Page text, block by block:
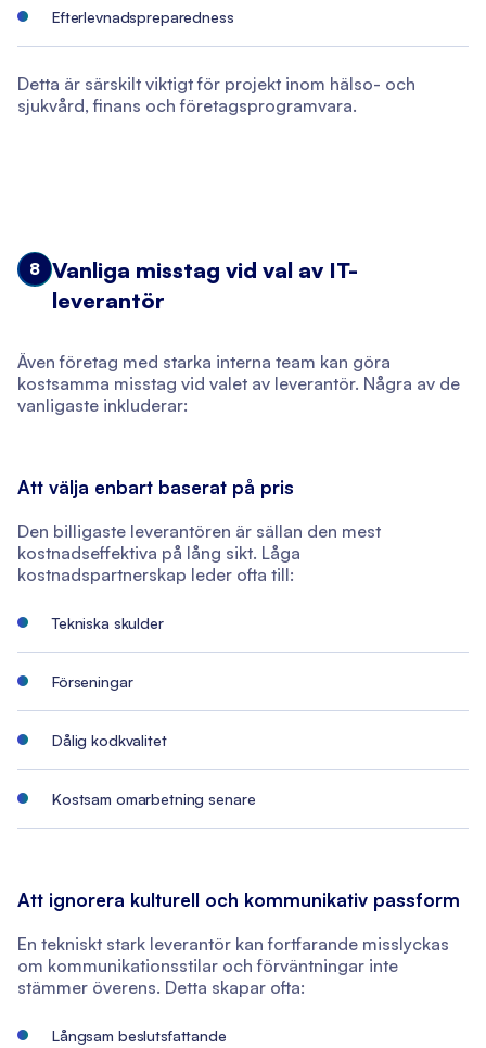
Efterlevnadspreparedness
Detta är särskilt viktigt för projekt inom hälso- och
sjukvård, finans och företagsprogramvara.
8 Vanliga misstag vid val av IT-
leverantör
Även företag med starka interna team kan göra
kostsamma misstag vid valet av leverantör. Några av de
vanligaste inkluderar:
Att välja enbart baserat på pris
Den billigaste leverantören är sällan den mest
kostnadseffektiva på lång sikt. Låga
kostnadspartnerskap leder ofta till:
Tekniska skulder
Förseningar
Dålig kodkvalitet
Kostsam omarbetning senare
Att ignorera kulturell och kommunikativ passform
En tekniskt stark leverantör kan fortfarande misslyckas
om kommunikationsstilar och förväntningar inte
stämmer överens. Detta skapar ofta:
Långsam beslutsfattande